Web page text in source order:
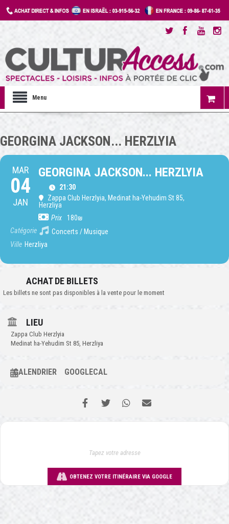
Menu
GEORGINA JACKSON... HERZLYIA
MAR
04
JAN
GEORGINA JACKSON... HERZLYIA
21:30
Zappa Club Herzlyia, Medinat ha-Yehudim St 85,
Herzliya
Prix
180₪
Catégorie
Concerts / Musique
Ville Herzliya
ACHAT DE BILLETS
Les billets ne sont pas disponibles à la vente pour le moment
LIEU
Zappa Club Herzlyia
Medinat ha-Yehudim St 85, Herzliya
CALENDRIER GOOGLECAL
OBTENEZ VOTRE ITINÉRAIRE VIA GOOGLE